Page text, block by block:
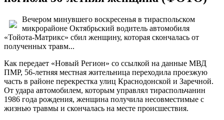
Вечером минувшего воскресенья в тираспольском
микрорайоне Октябрьский водитель автомобиля
«Тойота-Матрикс» сбил женщину, которая скончалась от
полученных травм...
Как передает «Новый Регион» со ссылкой на данные МВД
ПМР, 56-летняя местная жительница переходила проезжую
часть в районе перекрестка улиц Краснодонской и Заречной.
От удара автомобилем, которым управлял тираспольчанин
1986 года рождения, женщина получила несовместимые с
жизнью травмы и скончалась на месте происшествия.